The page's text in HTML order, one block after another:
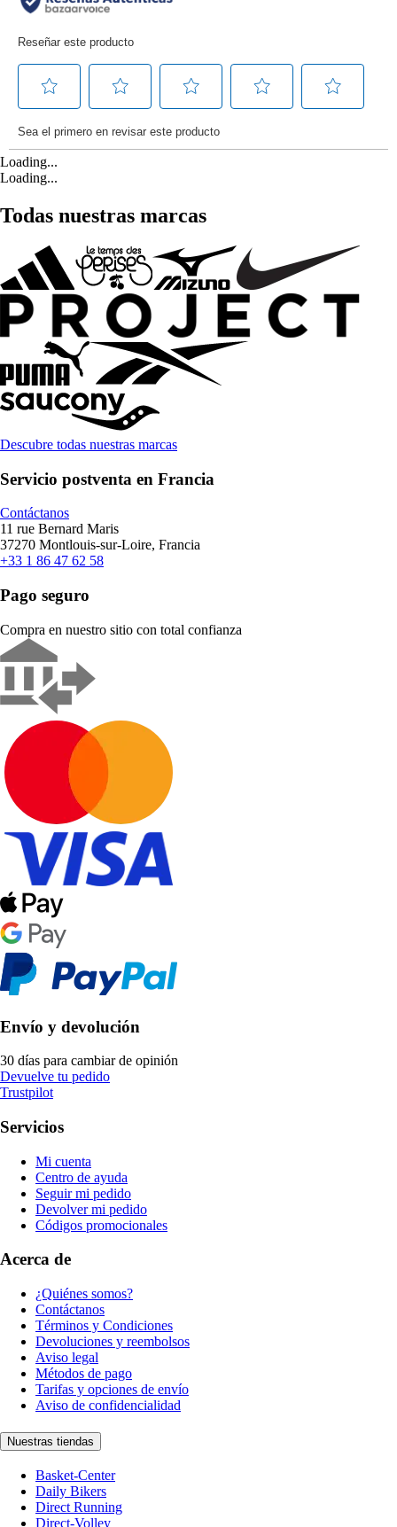
Loading...
Loading...
Todas nuestras marcas
Descubre todas nuestras marcas
Servicio postventa en Francia
Contáctanos
11 rue Bernard Maris
37270 Montlouis-sur-Loire, Francia
+33 1 86 47 62 58
Pago seguro
Compra en nuestro sitio con total confianza
Envío y devolución
30 días para cambiar de opinión
Devuelve tu pedido
Trustpilot
Servicios
Mi cuenta
Centro de ayuda
Seguir mi pedido
Devolver mi pedido
Códigos promocionales
Acerca de
¿Quiénes somos?
Contáctanos
Términos y Condiciones
Devoluciones y reembolsos
Aviso legal
Métodos de pago
Tarifas y opciones de envío
Aviso de confidencialidad
Nuestras tiendas
Basket-Center
Daily Bikers
Direct Running
Direct-Volley